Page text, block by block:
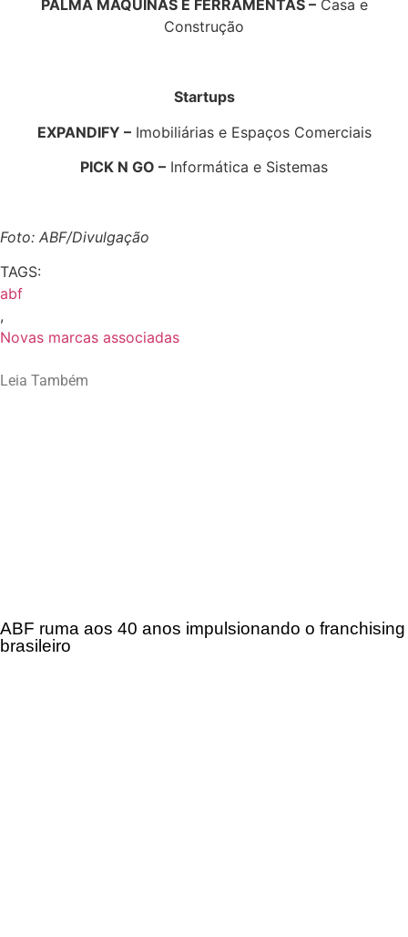
PALMA MÁQUINAS E FERRAMENTAS –Casa e
Construção
Startups
EXPANDIFY –Imobiliárias e Espaços Comerciais
PICK N GO – Informática e Sistemas
Foto: ABF/Divulgação
TAGS:
abf
,
Novas marcas associadas
Leia Também
ABF ruma aos 40 anos impulsionando o franchising
brasileiro